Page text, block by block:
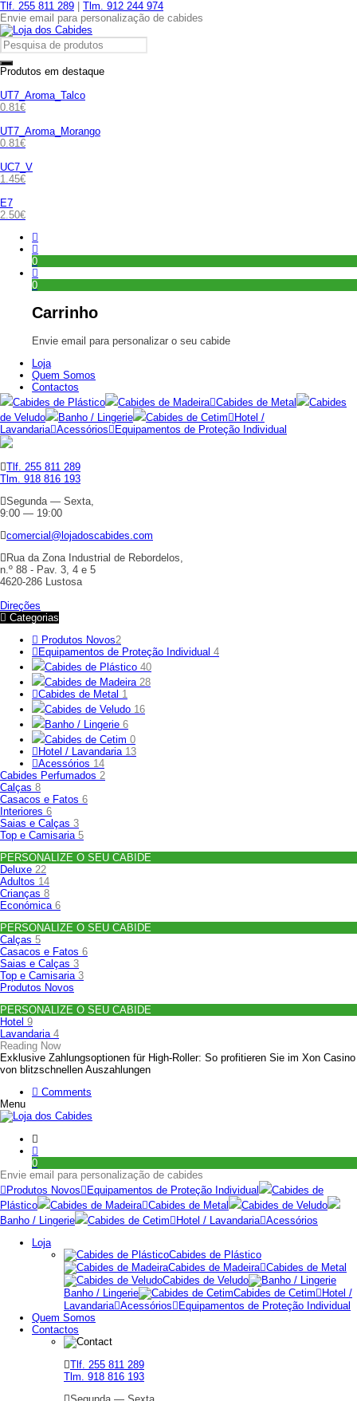
Tlf. 255 811 289
Tlm. 912 244 974
Envie email para personalização de cabides
Produtos em destaque
UT7_Aroma_Talco
0.81€
UT7_Aroma_Morango
0.81€
UC7_V
1.45€
E7
2.50€
0
0
Carrinho
Envie email para personalizar o seu cabide
Loja
Quem Somos
Contactos
Cabides de Plástico
Cabides de Madeira Cabides de Metal
Cabides
de Veludo
Banho / Lingerie Cabides de Cetim
Hotel /
Lavandaria Acessórios Equipamentos de Proteção Individual
Tlf. 255 811 289
Tlm. 918 816 193
Segunda — Sexta,
9:00 — 19:00
comercial@lojadoscabides.com
Rua da Zona Industrial de Rebordelos,
n.º 88 - Pav. 3, 4 e 5
4620-286 Lustosa
Direções
Categorias
Produtos Novos2
Equipamentos de Proteção Individual 4
Cabides de Plástico 40
Cabides de Madeira 28
Cabides de Metal 1
Cabides de Veludo 16
Banho / Lingerie 6
Cabides de Cetim 0
Hotel / Lavandaria 13
Acessórios 14
Cabides Perfumados 2
Calças 8
Casacos e Fatos 6
Interiores 6
Saias e Calças 3
Top e Camisaria 5
PERSONALIZE O SEU CABIDE
Deluxe 22
Adultos 14
Crianças 8
Económica 6
PERSONALIZE O SEU CABIDE
Calças 5
Casacos e Fatos 6
Saias e Calças 3
Top e Camisaria 3
Produtos Novos
PERSONALIZE O SEU CABIDE
Hotel 9
Lavandaria 4
Reading Now
Exklusive Zahlungsoptionen für High‑Roller: So profitieren Sie im Xon Casino
von blitzschnellen Auszahlungen
Comments
Menu
0
Envie email para personalização de cabides
Produtos Novos
Equipamentos de Proteção Individual
Cabides de
Plástico
Cabides de Madeira Cabides de Metal
Cabides de Veludo
Banho / Lingerie
Cabides de Cetim Hotel / Lavandaria Acessórios
Loja
Cabides de Plástico
Cabides de Madeira Cabides de Metal
Cabides de Veludo
Banho / Lingerie
Cabides de Cetim
Hotel /
Lavandaria Acessórios
Equipamentos de Proteção Individual
Quem Somos
Contactos
Tlf. 255 811 289
Tlm. 918 816 193